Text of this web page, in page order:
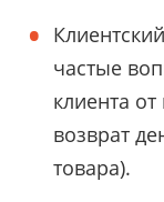
частые
клиента
возврат
товара).